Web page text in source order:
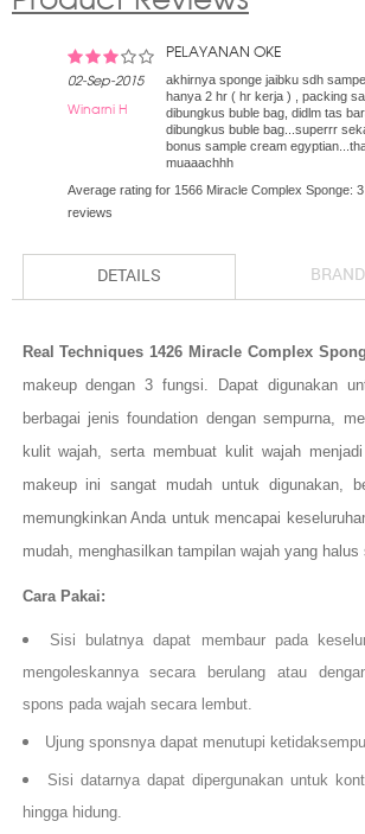
02-Sep-2015
Winarni H
PELAYANAN OKE
akhirnya sponge jaibku sdh
hanya 2 hr ( hr kerja ) , packing
dibungkus buble bag, didlm tas
dibungkus buble bag...superrr
bonus sample cream
muaaachhh
Average rating for 1566 Miracle Complex Sponge: 3
reviews
DETAILS
Real Techniques 1426 Miracle Complex
makeup dengan 3 fungsi. Dapat digunakan
berbagai jenis foundation dengan sempurna,
kulit wajah, serta membuat kulit wajah
makeup ini sangat mudah untuk digunakan,
memungkinkan Anda untuk mencapai
mudah, menghasilkan tampilan wajah yang halus
Cara Pakai:
Sisi bulatnya dapat membaur pada
mengoleskannya secara berulang atau
spons pada wajah secara lembut.
Ujung sponsnya dapat menutupi
Sisi datarnya dapat dipergunakan untuk
hingga hidung.